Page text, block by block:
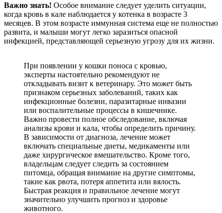
Важно знать! Особое внимание следует уделить ситуации,
когда кровь в кале наблюдается у котенка в возрасте 3
месяцев. В этом возрасте иммунная система еще не полностью
развита, и малыши могут легко заразиться опасной
инфекцией, представляющей серьезную угрозу для их жизни.
При появлении у кошки поноса с кровью,
эксперты настоятельно рекомендуют не
откладывать визит к ветеринару. Это может быть
признаком серьезных заболеваний, таких как
инфекционные болезни, паразитарные инвазии
или воспалительные процессы в кишечнике.
Важно провести полное обследование, включая
анализы крови и кала, чтобы определить причину.
В зависимости от диагноза, лечение может
включать специальные диеты, медикаменты или
даже хирургическое вмешательство. Кроме того,
владельцам следует следить за состоянием
питомца, обращая внимание на другие симптомы,
такие как рвота, потеря аппетита или вялость.
Быстрая реакция и правильное лечение могут
значительно улучшить прогноз и здоровье
животного.